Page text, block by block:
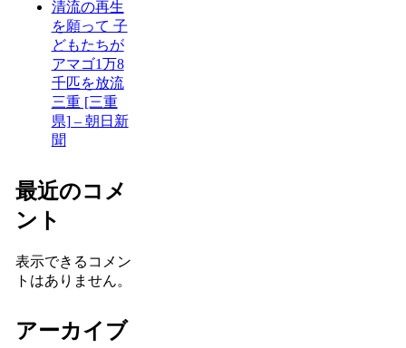
清流の再生
を願って 子
どもたちが
アマゴ1万8
千匹を放流
三重 [三重
県] – 朝日新
聞
最近のコメ
ント
表示できるコメン
トはありません。
アーカイブ